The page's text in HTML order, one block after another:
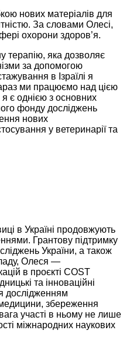
нових матеріалів для
За словами Олесі,
охорони здоров’я.
терапію, яка дозволяє
за допомогою
в Ізраїлі я
ми працюємо над цією
я є однією з основних
фонду досліджень
нових
у ветеринарії та
в Україні продовжують
Грантову підтримку
України, а також
Олеся —
в проєкті COST
та інноваційні
дослідженням
збереження
участі в ньому не лише
міжнародних наукових